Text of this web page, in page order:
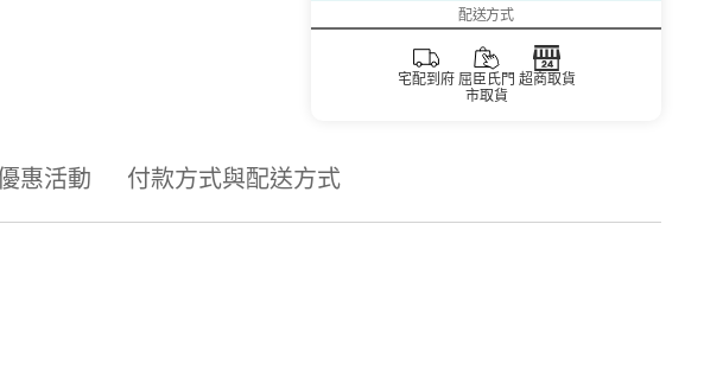
配送方式
宅配到府 屈臣氏門
市取貨
超商取貨
惠活動 付款方式與配送方式